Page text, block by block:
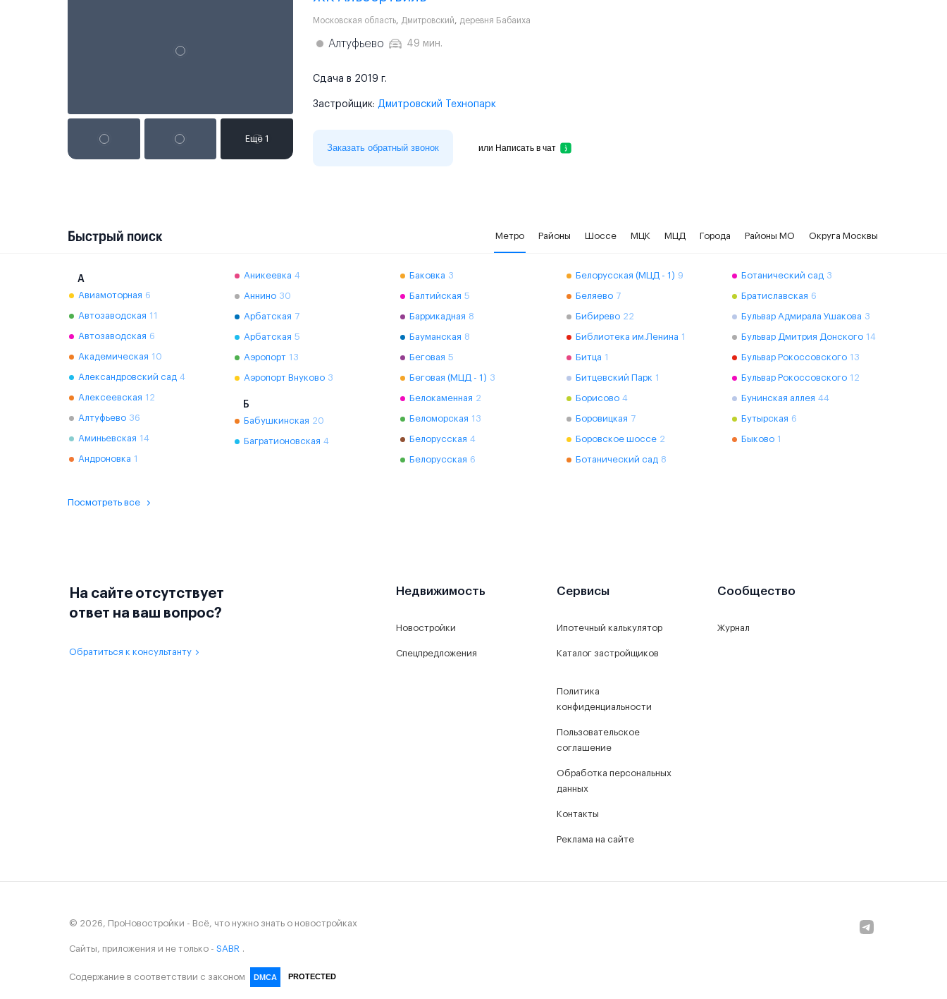
Московская область, Дмитровский, деревня Бабаиха
Алтуфьево 49 мин.
Сдача в 2019 г.
Застройщик: Дмитровский Технопарк
Заказать обратный звонок или Написать в чат
Быстрый поиск Метро Районы Шоссе МЦК МЦД Города Районы МО Округа Москвы
А
Авиамоторная 6
Автозаводская 11
Автозаводская 6
Академическая 10
Александровский сад 4
Алексеевская 12
Алтуфьево 36
Аминьевская 14
Андроновка 1
Аникеевка 4
Аннино 30
Арбатская 7
Арбатская 5
Аэропорт 13
Аэропорт Внуково 3
Б
Бабушкинская 20
Багратионовская 4
Баковка 3
Балтийская 5
Баррикадная 8
Бауманская 8
Беговая 5
Беговая (МЦД - 1) 3
Белокаменная 2
Беломорская 13
Белорусская 4
Белорусская 6
Белорусская (МЦД - 1) 9
Беляево 7
Бибирево 22
Библиотека им.Ленина 1
Битца 1
Битцевский Парк 1
Борисово 4
Боровицкая 7
Боровское шоссе 2
Ботанический сад 8
Ботанический сад 3
Братиславская 6
Бульвар Адмирала Ушакова 3
Бульвар Дмитрия Донского 14
Бульвар Рокоссовского 13
Бульвар Рокоссовского 12
Бунинская аллея 44
Бутырская 6
Быково 1
Посмотреть все
На сайте отсутствует
ответ на ваш вопрос?
Обратиться к консультанту
Недвижимость
Новостройки
Спецпредложения
Сервисы
Ипотечный калькулятор
Каталог застройщиков
Политика
конфиденциальности
Пользовательское
соглашение
Обработка персональных
данных
Контакты
Реклама на сайте
Сообщество
Журнал
© 2026, ПроНовостройки - Всё, что нужно знать о новостройках
Сайты, приложения и не только - SABR .
Содержание в соответствии с законом DMCA PROTECTED